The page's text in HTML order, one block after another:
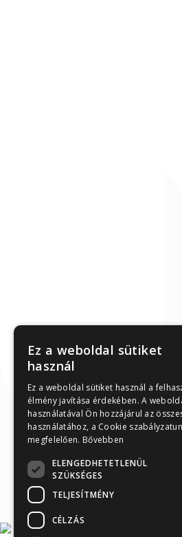
Ez a weboldal sütiket
használ
Ez a weboldal sütiket használ a
élmény javítása érdekében. A
használatával Ön hozzájárul az
használatához, a Cookie
megfelelően. Bővebben
ELENGEDHETETLENÜL
SZÜKSÉGES
TELJESÍTMÉNY
CÉLZÁS